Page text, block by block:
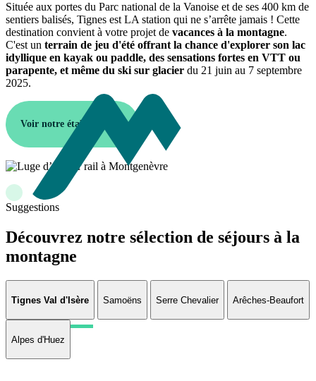
Située aux portes du Parc national de la Vanoise et de ses 400 km de
sentiers balisés, Tignes est LA station qui ne s’arrête jamais ! Cette
destination convient à votre projet de vacances à la montagne.
C'est un terrain de jeu d'été offrant la chance d'explorer son lac
idyllique en kayak ou paddle, des sensations fortes en VTT ou
parapente, et même du ski sur glacier du 21 juin au 7 septembre
2025.
Voir notre établissement
Suggestions
Découvrez notre sélection de séjours à la
montagne
Tignes Val d'Isère Samoëns Serre Chevalier Arêches-Beaufort
Alpes d'Huez